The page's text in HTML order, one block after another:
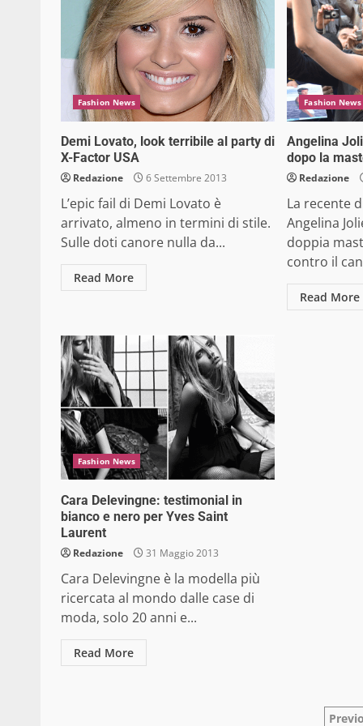
Fashion News
Demi Lovato, look terribile al party di
X-Factor USA
Redazione 6 Settembre 2013
L’epic fail di Demi Lovato è
arrivato, almeno in termini di stile.
Sulle doti canore nulla da...
Read More
Fashion News
Angelina
dopo la
Redazione
La recente
Angelina
doppia
contro il
Read More
Fashion News
Cara Delevingne: testimonial in
bianco e nero per Yves Saint
Laurent
Redazione 31 Maggio 2013
Cara Delevingne è la modella più
ricercata al mondo dalle case di
moda, solo 20 anni e...
Read More